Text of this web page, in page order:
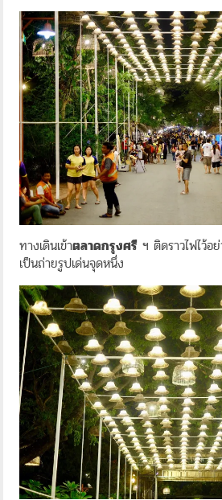
ทางเดินเข้าตลาดกรุงศรี ฯ ติดราวไฟไว้อ
เป็นถ่ายรูปเด่นจุดหนึ่ง